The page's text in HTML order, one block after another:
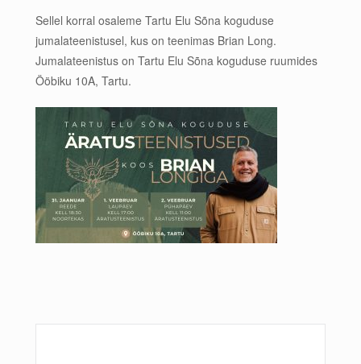
Sellel korral osaleme Tartu Elu Sõna koguduse
jumalateenistusel, kus on teenimas Brian Long.
Jumalateenistus on Tartu Elu Sõna koguduse ruumides
Ööbiku 10A, Tartu.